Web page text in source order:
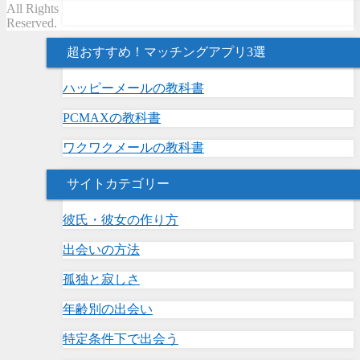
超おすすめ！マッチングアプリ3選
ハッピーメールの教科書
PCMAXの教科書
ワクワクメールの教科書
サイトカテゴリー
彼氏・彼女の作り方
出会いの方法
孤独と寂しさ
年齢別の出会い
特定条件下で出会う
All Rights
Reserved.